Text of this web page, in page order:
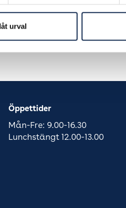
urval
Öppettider
Mån-Fre: 9.00-16.30
Lunchstängt 12.00-13.00